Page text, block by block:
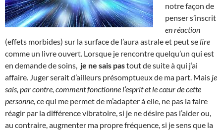
notre façon de
penser s’inscrit
en réaction
(effets morbides) sur la surface de l’aura astrale et peut se lire
comme un livre ouvert. Lorsque je rencontre quelqu’un qui est
en demande de soins, je ne sais pastout de suite à qui j’ai
affaire. Juger serait d’ailleurs présomptueux de ma part. Mais je
sais, par contre, comment fonctionne l’esprit et le cœur de cette
personne , ce qui me permet de m’adapter à elle, ne pas la faire
réagir par la différence vibratoire, si je ne désire pas l’aider ou,
au contraire, augmenter ma propre fréquence, si je sens que la